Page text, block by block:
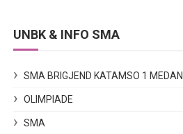
UNBK & INFO SMA
SMA BRIGJEND KATAMSO 1 MEDAN
OLIMPIADE
SMA